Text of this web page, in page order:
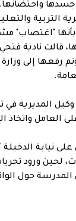
جسدها واحتضانها.
التربية
"اغتصاب"
قالت نادية
رفعها إلى
المديرية في
العامل واتخاذ
لحين ورود
حول